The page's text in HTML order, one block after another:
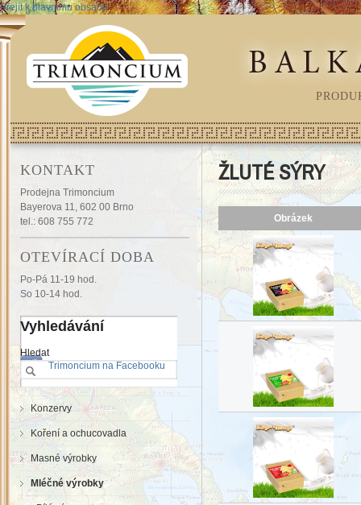
Přejít k hlavnímu obsahu
ŽLUTÉ SÝRY
Obrázek
KONTAKT
Prodejna Trimoncium
Bayerova 11, 602 00 Brno
tel.: 608 755 772
OTEVÍRACÍ DOBA
Po-Pá 11-19 hod.
So 10-14 hod.
Vyhledávání
Hledat
Trimoncium na Facebooku
Konzervy
Koření a ochucovadla
Masné výrobky
Mléčné výrobky